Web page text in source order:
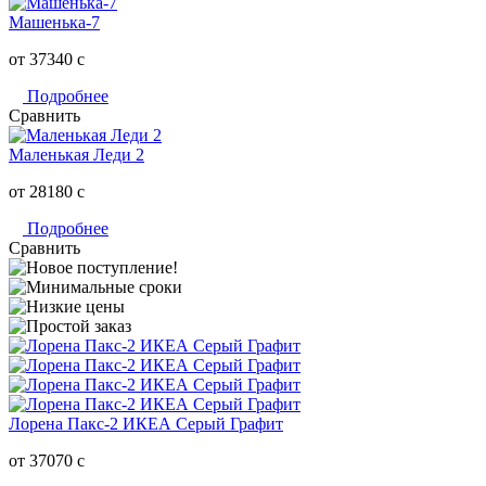
Машенька-7
от 37340 c
Подробнее
Сравнить
Маленькая Леди 2
от 28180 c
Подробнее
Сравнить
Лорена Пакс-2 ИКЕА Серый Графит
от 37070 c